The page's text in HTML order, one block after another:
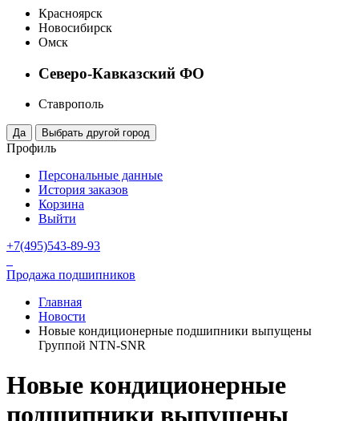
Красноярск
Новосибирск
Омск
Северо-Кавказский ФО
Ставрополь
Профиль
Персональные данные
История заказов
Корзина
Выйти
+7(495)543-89-93
Продажа подшипников
Главная
Новости
Новые кондиционерные подшипники выпущены
Группой NTN-SNR
Новые кондиционерные
подшипники выпущены